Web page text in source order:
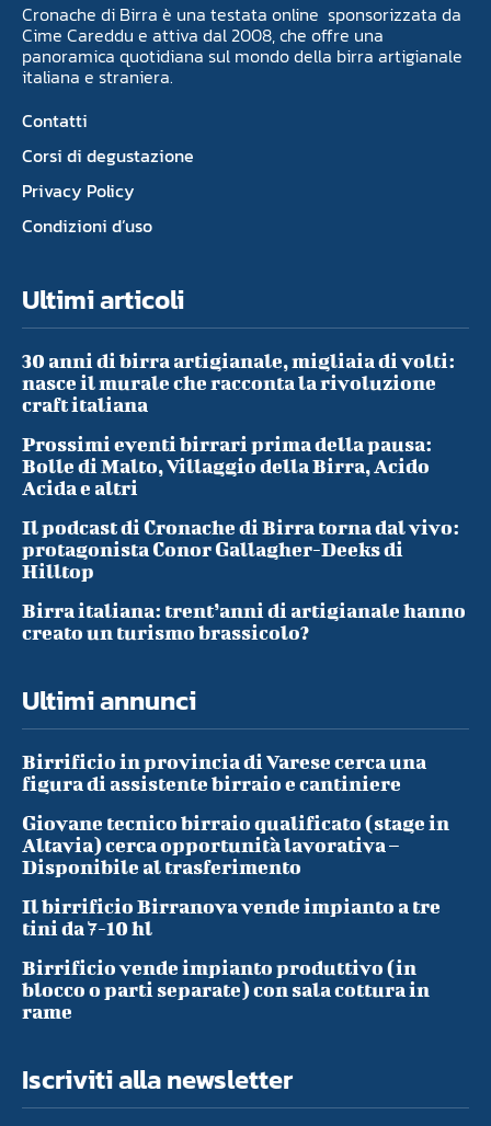
Cronache di Birra è una testata online sponsorizzata da
Cime Careddu e attiva dal 2008, che offre una
panoramica quotidiana sul mondo della birra artigianale
italiana e straniera.
Contatti
Corsi di degustazione
Privacy Policy
Condizioni d’uso
Ultimi articoli
30 anni di birra artigianale, migliaia di volti:
nasce il murale che racconta la rivoluzione
craft italiana
Prossimi eventi birrari prima della pausa:
Bolle di Malto, Villaggio della Birra, Acido
Acida e altri
Il podcast di Cronache di Birra torna dal vivo:
protagonista Conor Gallagher-Deeks di
Hilltop
Birra italiana: trent’anni di artigianale hanno
creato un turismo brassicolo?
Ultimi annunci
Birrificio in provincia di Varese cerca una
figura di assistente birraio e cantiniere
Giovane tecnico birraio qualificato (stage in
Altavia) cerca opportunità lavorativa –
Disponibile al trasferimento
Il birrificio Birranova vende impianto a tre
tini da 7-10 hl
Birrificio vende impianto produttivo (in
blocco o parti separate) con sala cottura in
rame
Iscriviti alla newsletter